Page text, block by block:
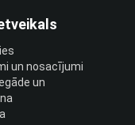
un nosacījumi
un